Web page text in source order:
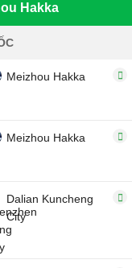
Hakka
Meizhou Hakka
Meizhou Hakka
Dalian Kuncheng
City